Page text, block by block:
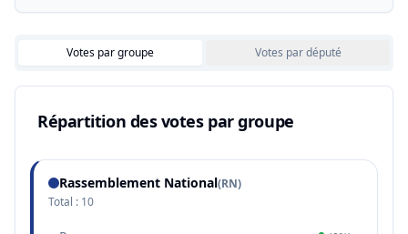
Votes par groupe Votes par député
Répartition des votes par groupe
Rassemblement National(RN)
Total : 10